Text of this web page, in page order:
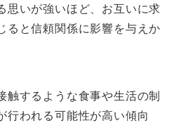
思いが強いほど、お互いに求
ると信頼関係に影響を与えか
触するような食事や生活の制
行われる可能性が高い傾向